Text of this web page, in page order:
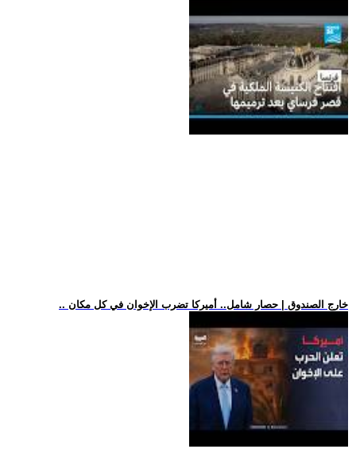
.. خارج الصندوق | حصار شامل.. أميركا تضرب الإخوان في كل مكان